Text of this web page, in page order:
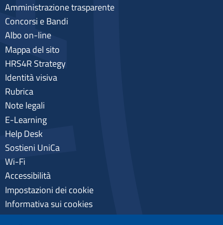
Amministrazione trasparente
Concorsi e Bandi
Albo on-line
Mappa del sito
HRS4R Strategy
Identità visiva
Rubrica
Note legali
E-Learning
Help Desk
Sostieni UniCa
Wi-Fi
Accessibilità
Impostazioni dei cookie
Informativa sui cookies
Pagamenti pagoPA